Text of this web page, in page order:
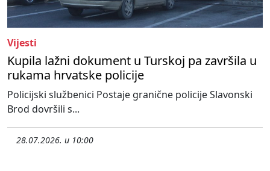
Vijesti
Kupila lažni dokument u Turskoj pa završila u
rukama hrvatske policije
Policijski službenici Postaje granične policije Slavonski
Brod dovršili s...
28.07.2026. u 10:00